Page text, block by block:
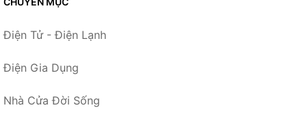
Điện Tử - Điện Lạnh
Điện Gia Dụng
Nhà Cửa Đời Sống